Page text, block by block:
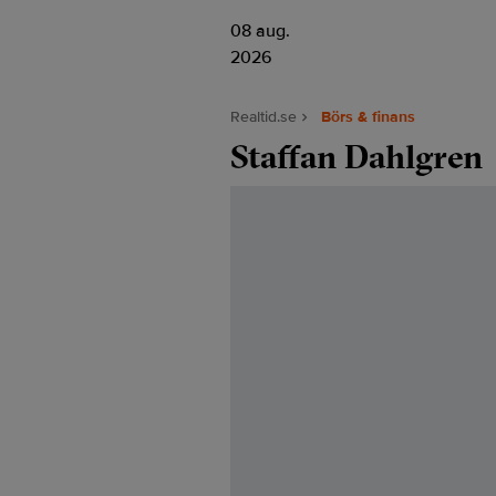
08 aug.
2026
Realtid.se Börs & finans
Staffan Dahlgren